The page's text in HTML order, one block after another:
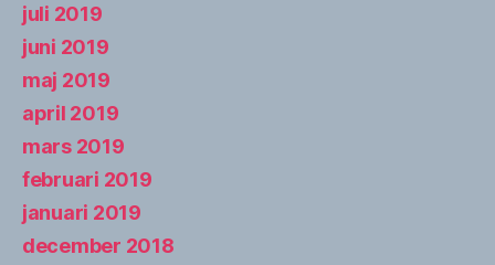
juli 2019
juni 2019
maj 2019
april 2019
mars 2019
februari 2019
januari 2019
december 2018